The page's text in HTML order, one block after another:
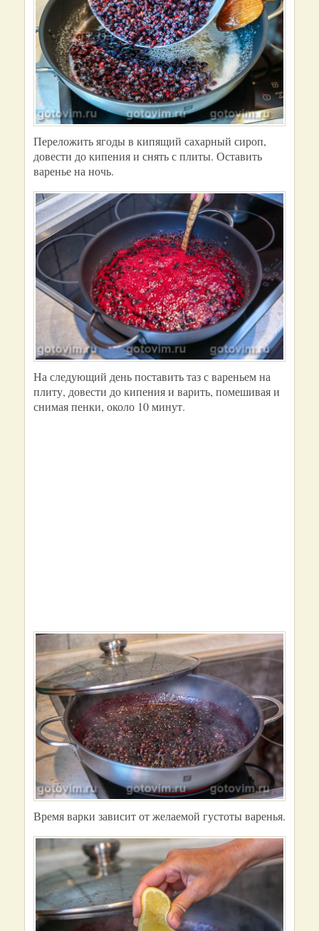
Переложить ягоды в кипящий сахарный сироп,
довести до кипения и снять с плиты. Оставить
варенье на ночь.
На следующий день поставить таз с вареньем на
плиту, довести до кипения и варить, помешивая и
снимая пенки, около 10 минут.
Время варки зависит от желаемой густоты варенья.